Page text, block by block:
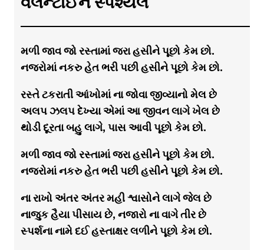
મળી જાવ જો રસ્તામાં જરા હસીને પૂછો કેમ છો.
નજરોમાં નકરુ હેત ભરી પછી હસીને પૂછો કેમ છો.
રસ્તે ટકરાતી આંખોમાં ના જોવા જીવ્યાનો મેલ છે
અલપ ઝલપ દેખ્યા એમાં આ જીવન લાગે ખેલ છે
થોડી દૂરતા બહુ લાગે, પાસ આવી પૂછો કેમ છો.
મળી જાવ જો રસ્તામાં જરા હસીને પૂછો કેમ છો.
નજરોમાં નકરુ હેત ભરી પછી હસીને પૂછો કેમ છો.
ના રાખો અંતર અંતર મહી શ્વાસોને લાગે જેલ છે
નાજુક હૈયા પીસાય છે, નજારો ના વાગે તીર છે
સ્પર્શના નામે દઈ હસ્તાક્ષર લળીને પૂછો કેમ છો.